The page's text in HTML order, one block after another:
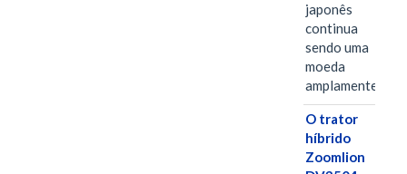
japonês
continua
sendo uma
moeda
amplamente…
O trator
híbrido
Zoomlion